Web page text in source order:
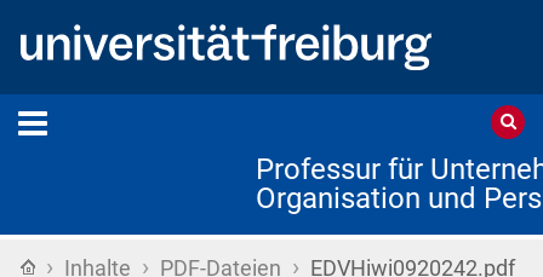
Professur für
Organisation und
Startseite
› Inhalte › PDF-Dateien › EDVHiwi0920242.pdf